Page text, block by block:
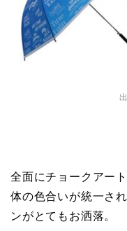
全面にチョークアー
体の色合いが統一さ
ンがとてもお洒落。